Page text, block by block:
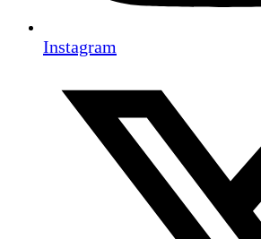
Instagram